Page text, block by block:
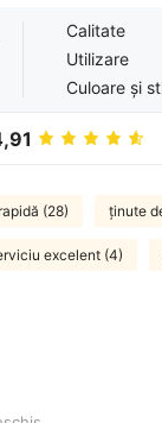
Calitate
Utilizare
Culoare și
(28) ținute
excelent (4)